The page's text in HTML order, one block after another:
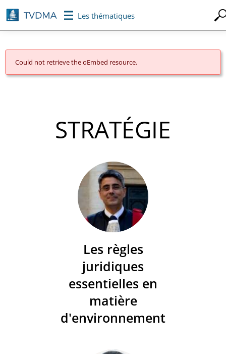
Aller
au
contenu
principal
Les thématiques
MESSAGE
Could not retrieve the oEmbed resource.
STRATÉGIE
Les règles
juridiques
essentielles en
matière
d'environnement